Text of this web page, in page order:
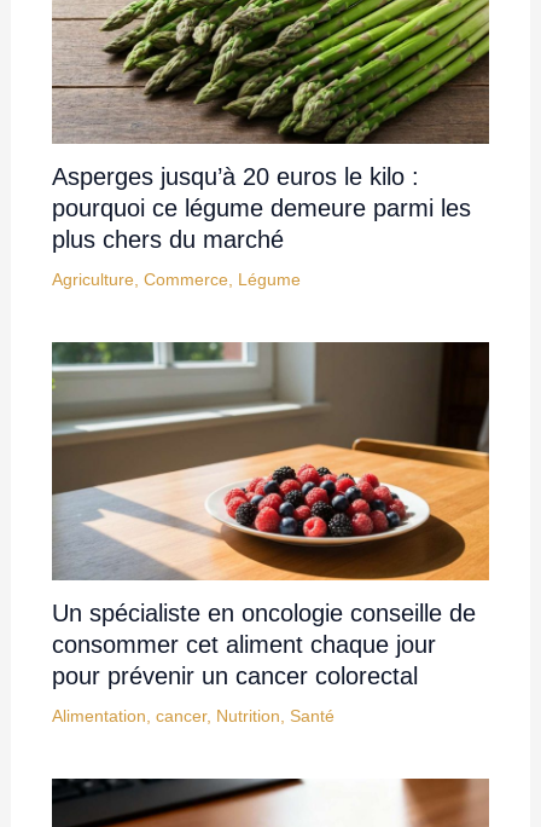
Asperges jusqu’à 20 euros le kilo :
pourquoi ce légume demeure parmi les
plus chers du marché
Agriculture Commerce Légume
Un spécialiste en oncologie conseille de
consommer cet aliment chaque jour
pour prévenir un cancer colorectal
Alimentation, cancer, Nutrition, Santé